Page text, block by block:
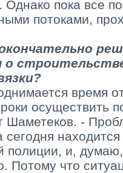
Однако пока все
потоками,
время
осуществить
Шаметеков. -­
сегодня
полиции, и,
Потому что